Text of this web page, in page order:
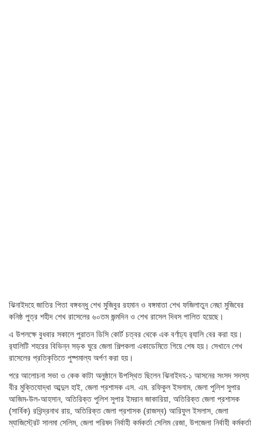
ঝিনাইদহে জাতির পিতা বঙ্গবন্ধু শেখ মুজিবুর রহমান ও বঙ্গমাতা শেখ ফজিলাতুন নেছা মুজিবের
কনিষ্ঠ পুত্র শহীদ শেখ রাসেলের ৬০তম জন্মদিন ও শেখ রাসেল দিবস পালিত হয়েছে।
এ উপলক্ষে বুধবার সকালে পুরাতন ডিসি কোর্ট চত্বর থেকে এক বর্ণাঢ্য র‌্যালি বের করা হয়।
র‌্যালিটি শহরের বিভিন্ন সড়ক ঘুরে জেলা শিল্পকলা একাডেমিতে গিয়ে শেষ হয়। সেখানে শেখ
রাসেলের প্রতিকৃতিতে পুষ্পমাল্য অর্পণ করা হয়।
পরে আলোচনা সভা ও কেক কাটা অনুষ্ঠানে উপস্থিত ছিলেন ঝিনাইদহ-১ আসনের সংসদ সদস্য
বীর মুক্তিযোদ্ধা আব্দুল হাই, জেলা প্রশাসক এস. এম. রফিকুল ইসলাম, জেলা পুলিশ সুপার
আজিম-উল-আহসান, অতিরিক্ত পুলিশ সুপার ইমরান জাকারিয়া, অতিরিক্ত জেলা প্রশাসক
(সার্বিক) রথিন্দ্রনাথ রায়, অতিরিক্ত জেলা প্রশাসক (রাজস্ব) আরিফুল ইসলাস, জেলা
ম্যাজিস্ট্রেট সালমা সেলিম, জেলা পরিষদ নির্বাহী কর্মকর্তা সেলিম রেজা, উপজেলা নির্বাহী কর্মকর্তা